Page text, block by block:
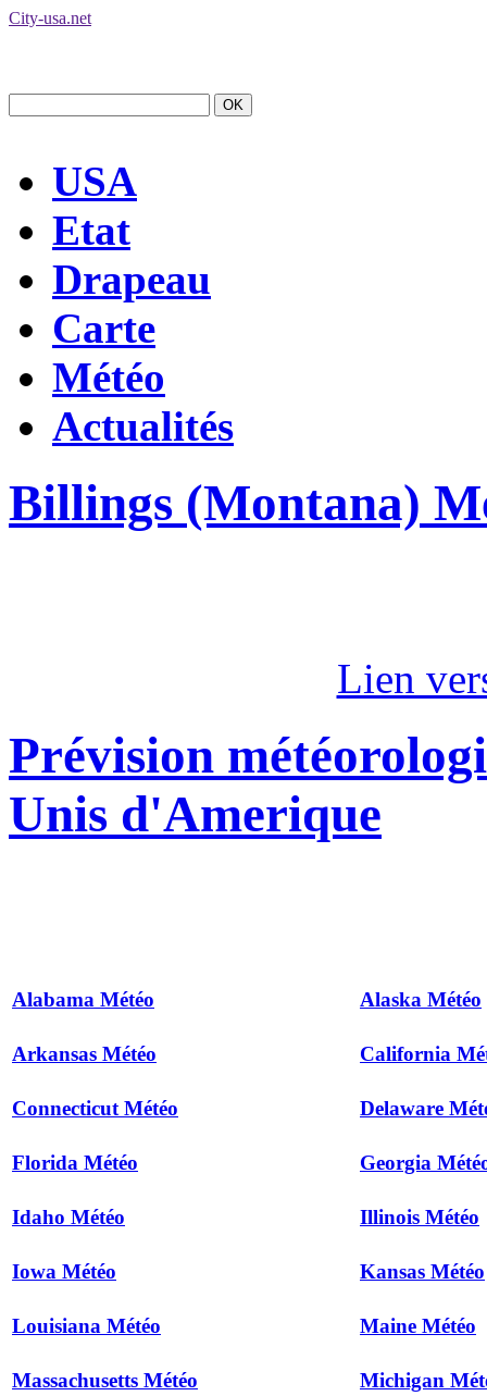
City-usa.net
USA
Etat
Drapeau
Carte
Météo
Actualités
Billings (Montana)
Lien
Prévision
Unis d'Amerique
Alabama Météo Alaska Météo
Arkansas Météo California
Connecticut Météo Delaware
Florida Météo Georgia
Idaho Météo Illinois Météo
Iowa Météo Kansas Météo
Louisiana Météo Maine Météo
Massachusetts Météo Michigan